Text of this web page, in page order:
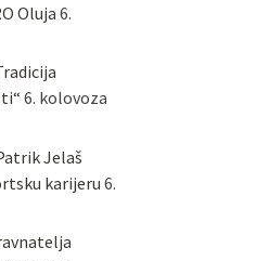
Oluja6.
6. kolovoza
Jelaš
karijeru 6.